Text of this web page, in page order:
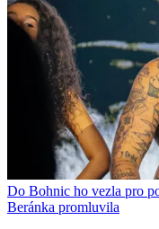
Do Bohnic ho vezla pro
Beránka promluvila